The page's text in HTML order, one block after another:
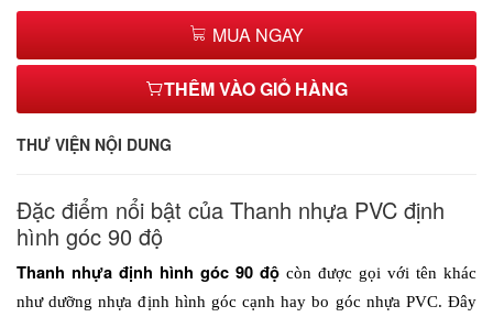
MUA NGAY
THÊM VÀO GIỎ HÀNG
THƯ VIỆN NỘI DUNG
Đặc điểm nổi bật của Thanh nhựa PVC định
hình góc 90 độ
Thanh nhựa định hình góc 90 độ còn được gọi với tên khác
như dưỡng nhựa định hình góc cạnh hay bo góc nhựa PVC. Đây